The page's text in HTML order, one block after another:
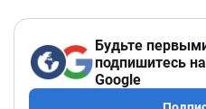
Будьте
подпишитесь
Google